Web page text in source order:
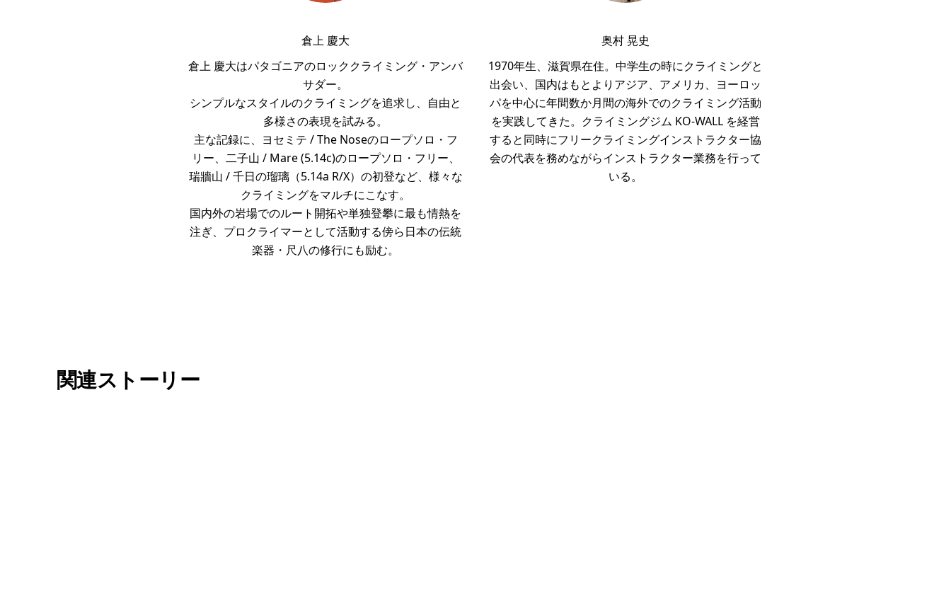
倉上 慶大
倉上 慶大はパタゴニアのロッククライミング・アンバ
サダー。
シンプルなスタイルのクライミングを追求し、自由と
多様さの表現を試みる。
主な記録に、ヨセミテ / The Noseのロープソロ・フ
リー、二子山 / Mare (5.14c)のロープソロ・フリー、
瑞牆山 / 千日の瑠璃（5.14a R/X）の初登など、様々な
クライミングをマルチにこなす。
国内外の岩場でのルート開拓や単独登攀に最も情熱を
注ぎ、プロクライマーとして活動する傍ら日本の伝統
楽器・尺八の修行にも励む。
奥村 晃史
1970年生、滋賀県在住。中学生の時にクライミングと
出会い、国内はもとよりアジア、アメリカ、ヨーロッ
パを中心に年間数か月間の海外でのクライミング活動
を実践してきた。クライミングジム KO-WALL を経営
すると同時にフリークライミングインストラクター協
会の代表を務めながらインストラクター業務を行って
いる。
関連ストーリー